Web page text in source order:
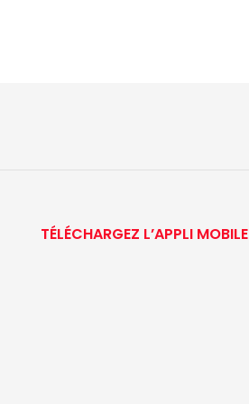
TÉLÉCHARGEZ L’APPLI MOBILE